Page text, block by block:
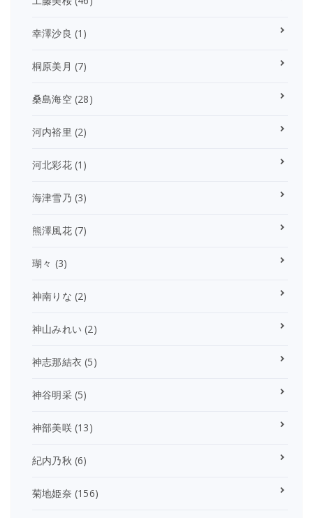
幸澤沙良 (1)
桐原美月 (7)
桑島海空(28)
河内裕里 (2)
河北彩花(1)
海津雪乃 (3)
熊澤風花(7)
瑚々 (3)
神南りな (2)
神山みれい (2)
神志那結衣 (5)
神谷明采(5)
神部美咲(13)
紀内乃秋 (6)
菊地姫奈 (156)